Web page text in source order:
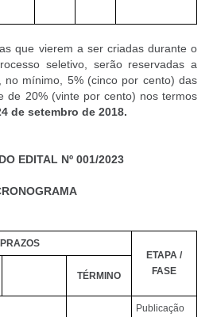
que vierem a ser criadas durante o
seletivo, serão reservadas a
no mínimo, 5% (cinco por cento) das
de 20% (vinte por cento) nos termos
de setembro de 2018.
EDITAL Nº 001/2023
ETAPA /
FASE
TÉRMINO
Publicação